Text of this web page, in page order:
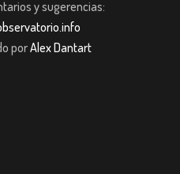
y sugerencias:
porAlex Dantart